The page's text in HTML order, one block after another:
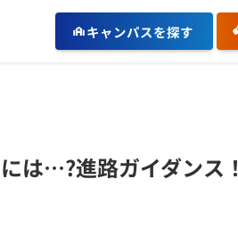
キャンパスを探す
は…?進路ガイダンス！